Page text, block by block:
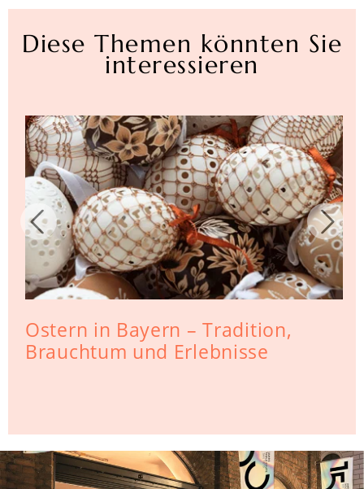
Diese Themen könnten Sie
interessieren
Ostern in Bayern – Tradition,
Brauchtum und Erlebnisse